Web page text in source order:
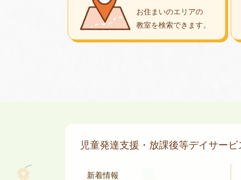
お住まいのエリアの
教室を検索できます。
児童発達支援・放課後等デイサー
新着情報